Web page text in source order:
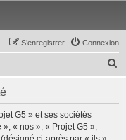
Connexion
S’enregistrer
G5 » et ses sociétés
« nos », « Projet G5 »,